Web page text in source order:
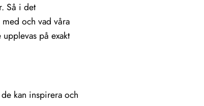
Så i det
och vad våra
på exakt
kan inspirera och